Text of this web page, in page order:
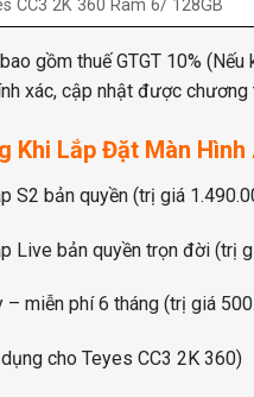
CC3 2K 360 Ram 6/ 128GB
gồm thuế GTGT 10%
xác, cập nhật được chương
Khi Lắp Đặt Màn
S2 bản quyền (trị giá
Live bản quyền trọn đời (trị
– miễn phí 6 tháng (trị giá
dụng cho Teyes CC3 2K 360)